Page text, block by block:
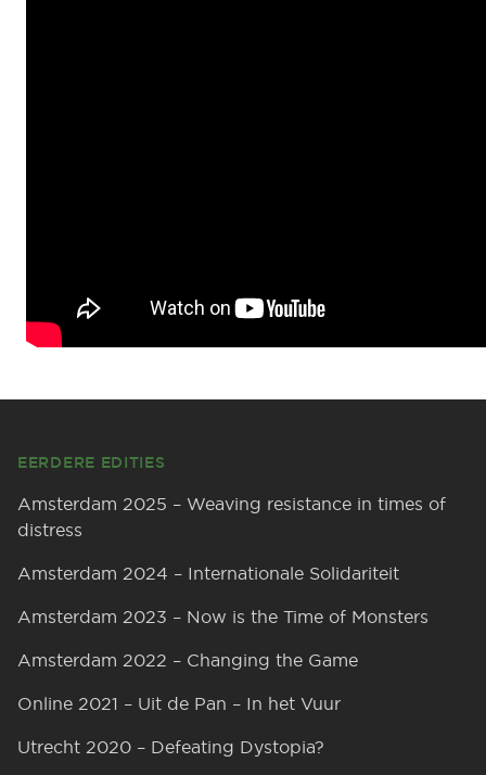
EERDERE EDITIES
Amsterdam 2025 – Weaving resistance in times of
distress
Amsterdam 2024 – Internationale Solidariteit
Amsterdam 2023 – Now is the Time of Monsters
Amsterdam 2022 – Changing the Game
Online 2021 – Uit de Pan – In het Vuur
Utrecht 2020 – Defeating Dystopia?